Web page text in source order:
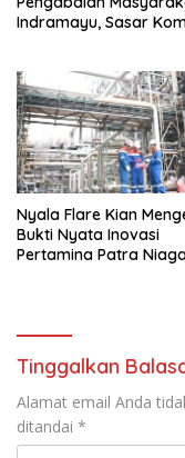
Indramayu, Sasar
Nyala Flare Kian
Bukti Nyata Inovasi
Pertamina Patra
Tinggalkan
Alamat email Anda
ditandai *